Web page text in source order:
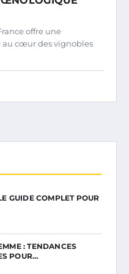
offre une
au cœur des vignobles
GUIDE COMPLET POUR
: TENDANCES
POUR…